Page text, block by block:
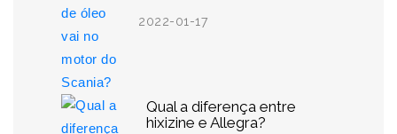
2022-01-17
Qual a diferença entre
hixizine e Allegra?